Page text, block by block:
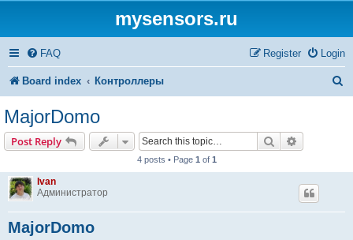
mysensors.ru
FAQ Login
Register
Board index Контроллеры
c
MajorDomo
Post Reply Search
4 posts • Page 1 of 1
Ivan
Администратор
MajorDomo